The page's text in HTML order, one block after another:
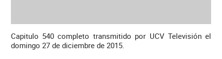
Capitulo 540 completo transmitido por UCV Televisión el
domingo 27 de diciembre de 2015.